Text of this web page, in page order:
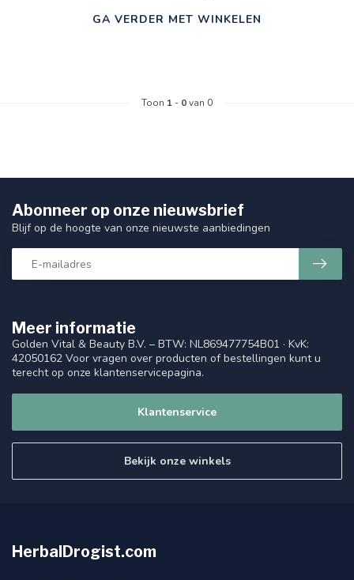
GA VERDER MET WINKELEN
Toon 1 - 0van 0
Meer informatie
Golden Vital & Beauty B.V. – BTW: NL869477754B01 · KvK:
42050162 Voor vragen over producten of bestellingen kunt u
terecht op onze klantenservicepagina.
Klantenservice
Bekijk onze winkels
Abonneer op onze nieuwsbrief
Blijf op de hoogte van onze nieuwste aanbiedingen
HerbalDrogist.com